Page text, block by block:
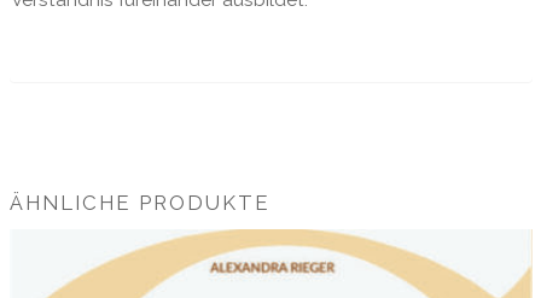
ÄHNLICHE PRODUKTE